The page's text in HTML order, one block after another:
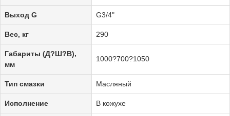
Выход G G3/4"
Вес, кг 290
Габариты (Д?Ш?В),
мм
1000?700?1050
Тип смазки Масляный
Исполнение В кожухе